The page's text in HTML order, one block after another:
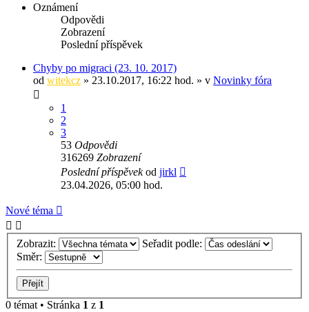
Oznámení
Odpovědi
Zobrazení
Poslední příspěvek
Chyby po migraci (23. 10. 2017)
od witekcz » 23.10.2017, 16:22 hod. » v Novinky fóra
1
2
3
53 Odpovědi
316269 Zobrazení
Poslední příspěvekod jirkl
23.04.2026, 05:00 hod.
Nové téma
Zobrazit:
Seřadit podle:
Směr:
0 témat • Stránka 1 z 1